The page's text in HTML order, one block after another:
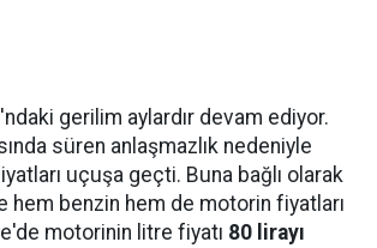
gerilim aylardır devam ediyor.
süren anlaşmazlık nedeniyle
uçuşa geçti. Buna bağlı olarak
hem benzin hem de motorin fiyatları
motorinin litre fiyatı 80 lirayı